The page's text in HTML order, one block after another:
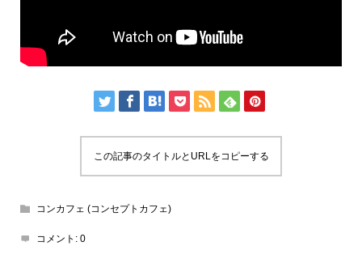
この記事のタイトルとURLをコピーする
コンカフェ (コンセプトカフェ)
コメント: 0